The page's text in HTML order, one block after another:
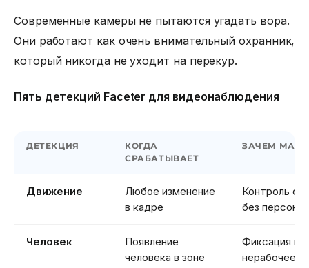
Современные камеры не пытаются угадать вора.
Они работают как очень внимательный охранник,
который никогда не уходит на перекур.
Пять детекций Faceter для видеонаблюдения
ДЕТЕКЦИЯ
КОГДА
СРАБАТЫВАЕТ
ЗАЧЕМ
Движение
Любое изменение
в кадре
Контроль
без
Человек
Появление
человека в зоне
Фиксация
нерабочее